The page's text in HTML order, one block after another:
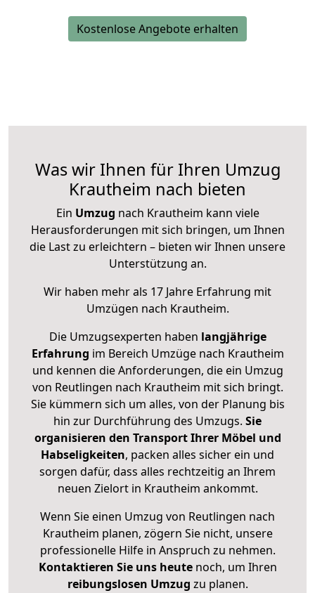
Kostenlose Angebote erhalten
Was wir Ihnen für Ihren Umzug
Krautheim nach bieten
Ein Umzug nach Krautheim kann viele
Herausforderungen mit sich bringen, um Ihnen
die Last zu erleichtern – bieten wir Ihnen unsere
Unterstützung an.
Wir haben mehr als 17 Jahre Erfahrung mit
Umzügen nach Krautheim.
Die Umzugsexperten haben langjährige
Erfahrung im Bereich Umzüge nach Krautheim
und kennen die Anforderungen, die ein Umzug
von Reutlingen nach Krautheim mit sich bringt.
Sie kümmern sich um alles, von der Planung bis
hin zur Durchführung des Umzugs. Sie
organisieren den Transport Ihrer Möbel und
Habseligkeiten, packen alles sicher ein und
sorgen dafür, dass alles rechtzeitig an Ihrem
neuen Zielort in Krautheim ankommt.
Wenn Sie einen Umzug von Reutlingen nach
Krautheim planen, zögern Sie nicht, unsere
professionelle Hilfe in Anspruch zu nehmen.
Kontaktieren Sie uns heutenoch, um Ihren
reibungslosen Umzug zu planen.